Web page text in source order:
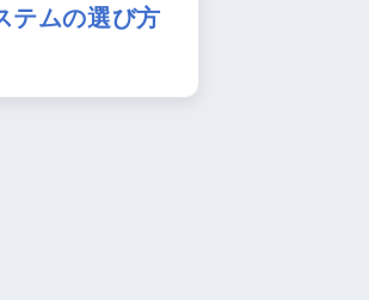
テムの選び方